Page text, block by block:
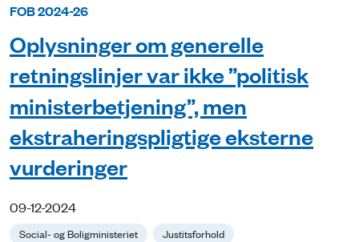
FOB 2024-26
Oplysninger om generelle
retningslinjer var ikke ”politisk
ministerbetjening”, men
ekstraheringspligtige eksterne
vurderinger
09-12-2024
Social- og Boligministeriet
Justitsforhold